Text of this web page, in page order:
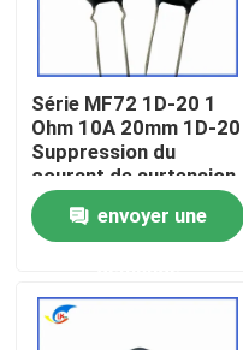
À la maison
Produits
Série MF72 1D-20 1
Ohm 10A 20mm 1D-20
Suppression du
courant de surtension
NTC Thermistor
adapté à l'alimentation
électrique à haute
envoyer une